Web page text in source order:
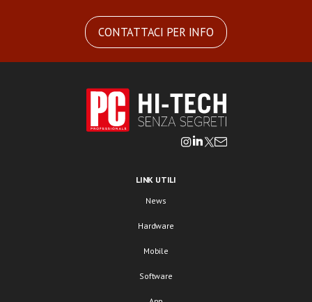
CONTATTACI PER INFO
LINK UTILI
News
Hardware
Mobile
Software